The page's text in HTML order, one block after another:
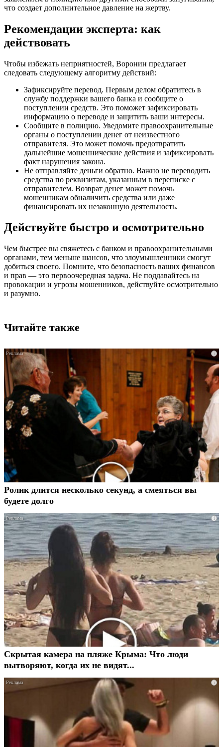
что создает дополнительное давление на жертву.
Рекомендации эксперта: как
действовать
Чтобы избежать неприятностей, Воронин предлагает
следовать следующему алгоритму действий:
Зафиксируйте перевод. Первым делом обратитесь в
службу поддержки вашего банка и сообщите о
поступлении средств. Это поможет зафиксировать
информацию о переводе и защитить ваши интересы.
Сообщите в полицию. Уведомите правоохранительные
органы о поступлении денег от неизвестного
отправителя. Это может помочь предотвратить
дальнейшие мошеннические действия и зафиксировать
факт нарушения закона.
Не отправляйте деньги обратно. Важно не переводить
средства по реквизитам, указанным в переписке с
отправителем. Возврат денег может помочь
мошенникам обналичить средства или даже
финансировать их незаконную деятельность.
Действуйте быстро и осмотрительно
Чем быстрее вы свяжетесь с банком и правоохранительными
органами, тем меньше шансов, что злоумышленники смогут
добиться своего. Помните, что безопасность ваших финансов
и прав — это первоочередная задача. Не поддавайтесь на
провокации и угрозы мошенников, действуйте осмотрительно
и разумно.
Читайте также
i
Ролик длится несколько секунд, а смеяться вы
будете долго
i
Скрытая камера на пляже Крыма: Что люди
вытворяют, когда их не видят...
i